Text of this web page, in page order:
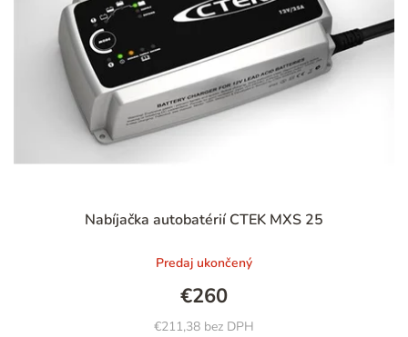
Nabíjačka autobatérií CTEK MXS 25
Predaj ukončený
€211,38 bez DPH
€260